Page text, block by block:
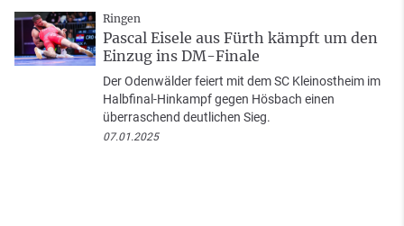
Ringen
Pascal Eisele aus Fürth kämpft um den
Einzug ins DM-Finale
Der Odenwälder feiert mit dem SC Kleinostheim im
Halbfinal-Hinkampf gegen Hösbach einen
überraschend deutlichen Sieg.
07.01.2025